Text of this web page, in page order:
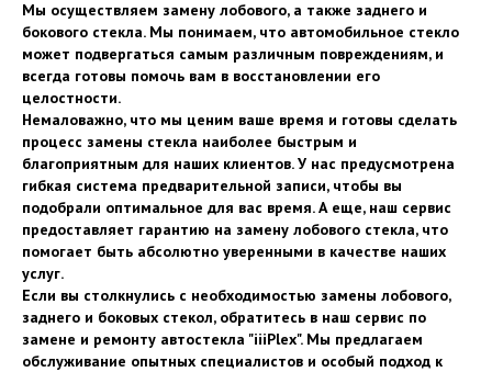
Мы осуществляем замену лобового, а также заднего и
бокового стекла. Мы понимаем, что автомобильное стекло
может подвергаться самым различным повреждениям, и
всегда готовы помочь вам в восстановлении его
целостности.
Немаловажно, что мы ценим ваше время и готовы сделать
процесс замены стекла наиболее быстрым и
благоприятным для наших клиентов. У нас предусмотрена
гибкая система предварительной записи, чтобы вы
подобрали оптимальное для вас время. А еще, наш сервис
предоставляет гарантию на замену лобового стекла, что
помогает быть абсолютно уверенными в качестве наших
услуг.
Если вы столкнулись с необходимостью замены лобового,
заднего и боковых стекол, обратитесь в наш сервис по
замене и ремонту автостекла "iiiPlex". Мы предлагаем
обслуживание опытных специалистов и особый подход к